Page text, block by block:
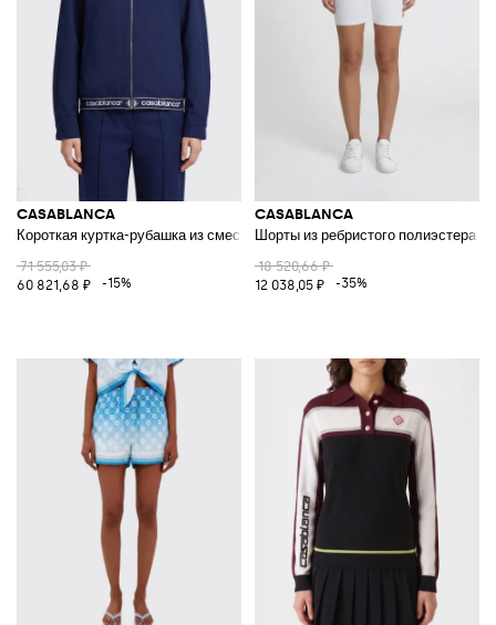
CASABLANCA
Короткая куртка-рубашка из смесовой шерсти с контрастным логотипом
71 555,03 ₽
60 821,68 ₽
-15%
CASABLANCA
Шорты из ребристого полиэстера с
18 520,66 ₽
12 038,05 ₽
-35%